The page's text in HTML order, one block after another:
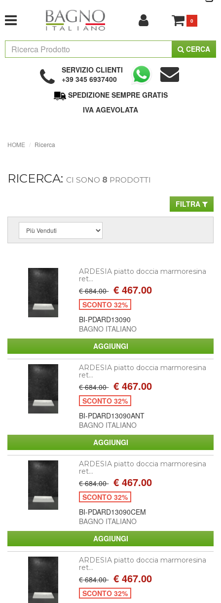
0
CERCA
SERVIZIO CLIENTI
+39 345 6937400
SPEDIZIONE SEMPRE GRATIS
IVA AGEVOLATA
HOME Ricerca
RICERCA: CI SONO 8 PRODOTTI
FILTRA
ARDESIA piatto doccia marmoresina
ret...
€ 684.00 € 467.00
SCONTO 32%
BI-PDARD13090
BAGNO ITALIANO
ARDESIA piatto doccia marmoresina
ret...
€ 684.00 € 467.00
SCONTO 32%
BI-PDARD13090ANT
BAGNO ITALIANO
ARDESIA piatto doccia marmoresina
ret...
€ 684.00 € 467.00
SCONTO 32%
BI-PDARD13090CEM
BAGNO ITALIANO
ARDESIA piatto doccia marmoresina
ret...
€ 684.00 € 467.00
SCONTO 32%